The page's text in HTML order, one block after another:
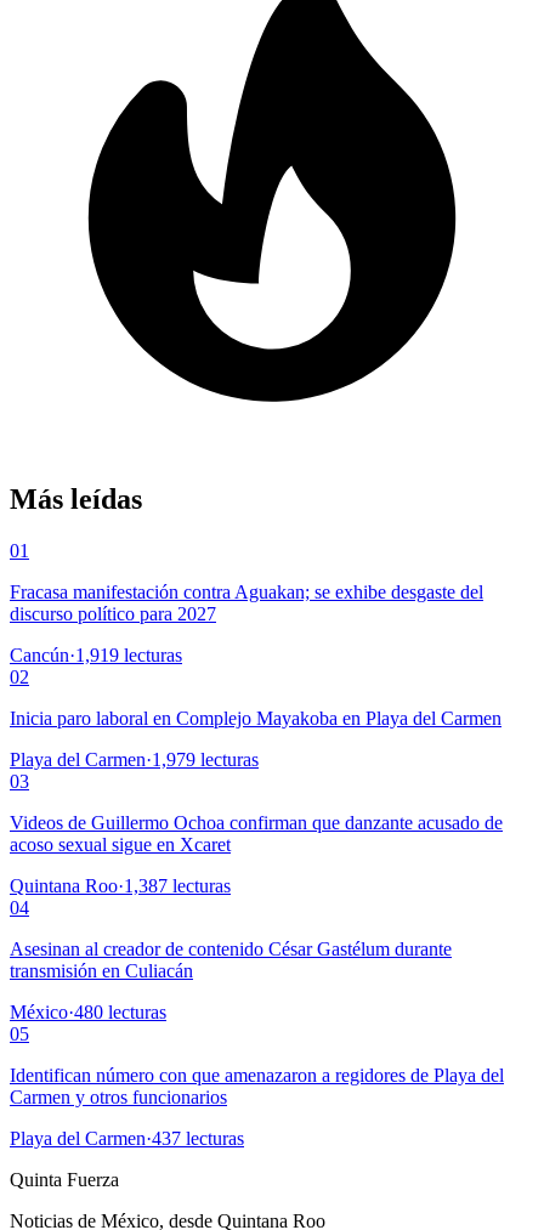
Más leídas
01
Fracasa manifestación contra Aguakan; se exhibe desgaste del
discurso político para 2027
Cancún·1,919 lecturas
02
Inicia paro laboral en Complejo Mayakoba en Playa del Carmen
Playa del Carmen·1,979 lecturas
03
Videos de Guillermo Ochoa confirman que danzante acusado de
acoso sexual sigue en Xcaret
Quintana Roo·1,387 lecturas
04
Asesinan al creador de contenido César Gastélum durante
transmisión en Culiacán
México·480 lecturas
05
Identifican número con que amenazaron a regidores de Playa del
Carmen y otros funcionarios
Playa del Carmen·437 lecturas
Quinta Fuerza
Noticias de México, desde Quintana Roo